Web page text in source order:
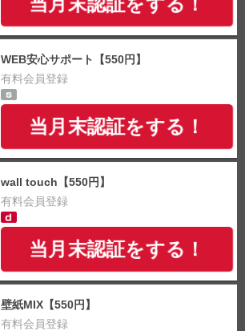
WEB安心サポート【550円】
有料会員登録
当月末認証をする！
wall touch【550円】
有料会員登録
当月末認証をする！
壁紙MIX【550円】
有料会員登録